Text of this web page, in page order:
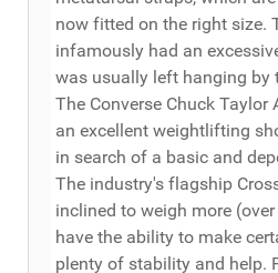
now fitted on the right size.
infamously had an
was usually left hanging by
The Converse Chuck Taylor
an excellent weightlifting
in search of a basic and
The industry's flagship
inclined to weigh more
have the ability to make
plenty of stability and help.